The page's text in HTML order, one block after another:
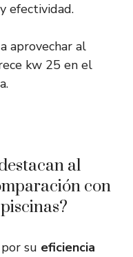
efectividad.
aprovechar al
kw 25 en el
al
con
su eficiencia